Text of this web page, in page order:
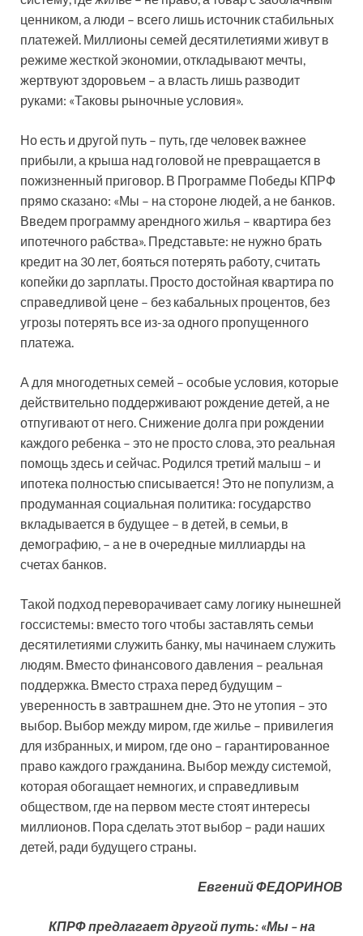
ценником, а люди – всего лишь источник стабильных
платежей. Миллионы семей десятилетиями живут в
режиме жесткой экономии, откладывают мечты,
жертвуют здоровьем – а власть лишь разводит
руками: «Таковы рыночные условия».
Но есть и другой путь – путь, где человек важнее
прибыли, а крыша над головой не превращается в
пожизненный приговор. В Программе Победы КПРФ
прямо сказано: «Мы – на стороне людей, а не банков.
Введем программу арендного жилья – квартира без
ипотечного рабства». Представьте: не нужно брать
кредит на 30 лет, бояться потерять работу, считать
копейки до зарплаты. Просто достойная квартира по
справедливой цене – без кабальных процентов, без
угрозы потерять все из-за одного пропущенного
платежа.
А для многодетных семей – особые условия, которые
действительно поддерживают рождение детей, а не
отпугивают от него. Снижение долга при рождении
каждого ребенка – это не просто слова, это реальная
помощь здесь и сейчас. Родился третий малыш – и
ипотека полностью списывается! Это не популизм, а
продуманная социальная политика: государство
вкладывается в будущее – в детей, в семьи, в
демографию, – а не в очередные миллиарды на
счетах банков.
Такой подход переворачивает саму логику нынешней
госсистемы: вместо того чтобы заставлять семьи
десятилетиями служить банку, мы начинаем служить
людям. Вместо финансового давления – реальная
поддержка. Вместо страха перед будущим –
уверенность в завтрашнем дне. Это не утопия – это
выбор. Выбор между миром, где жилье – привилегия
для избранных, и миром, где оно – гарантированное
право каждого гражданина. Выбор между системой,
которая обогащает немногих, и справедливым
обществом, где на первом месте стоят интересы
миллионов. Пора сделать этот выбор – ради наших
детей, ради будущего страны.
Евгений ФЕДОРИНОВ
КПРФ предлагает другой путь: «Мы – на